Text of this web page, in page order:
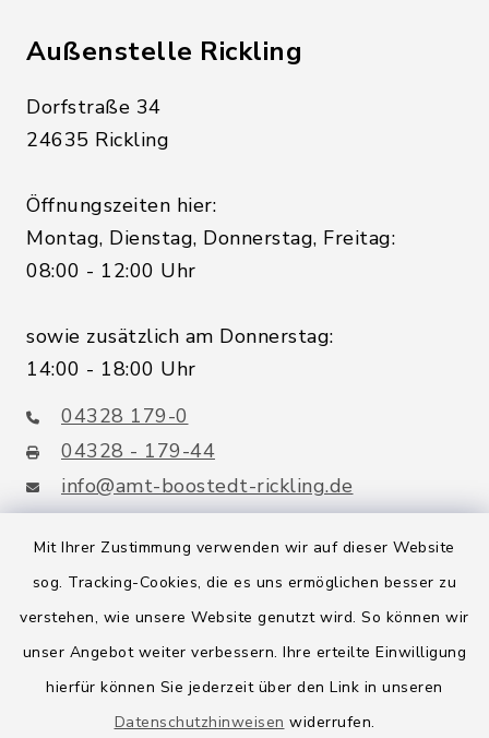
Mit Ihrer Zustimmung verwenden wir auf dieser Website
sog. Tracking-Cookies, die es uns ermöglichen besser zu
verstehen, wie unsere Website genutzt wird. So können wir
unser Angebot weiter verbessern. Ihre erteilte Einwilligung
hierfür können Sie jederzeit über den Link in unseren
Datenschutzhinweisen widerrufen.
Außenstelle Rickling
Dorfstraße 34
24635 Rickling
Öffnungszeiten hier:
Montag, Dienstag, Donnerstag, Freitag:
08:00 - 12:00 Uhr
sowie zusätzlich am Donnerstag:
14:00 - 18:00 Uhr
04328 179-0
04328 - 179-44
info@amt-boostedt-rickling.de
Quicklinks
Amt Boostedt-Rickling
Amtsbroschüre